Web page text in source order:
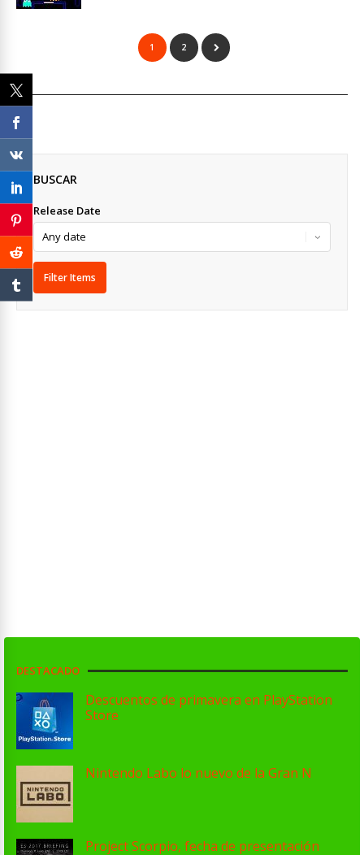
1 2
BUSCAR
Release Date
DESTACADO
Descuentos de primavera en PlayStation
Store
Nintendo Labo lo nuevo de la Gran N
Project Scorpio, fecha de presentación